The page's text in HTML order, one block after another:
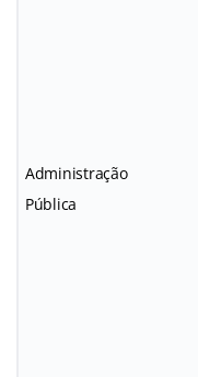
Administração
Pública